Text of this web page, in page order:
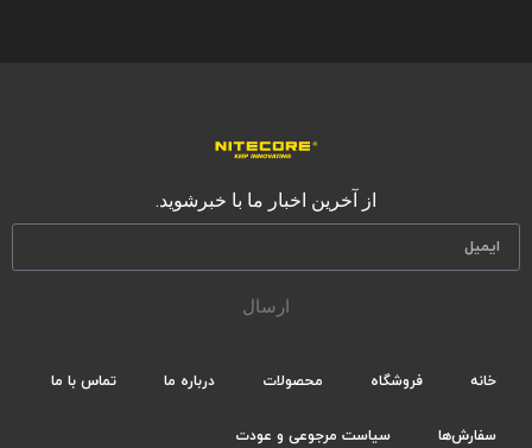
از آخرین اخبار ما با خبرشوید.
ارسال
خانه فروشگاه محصولات درباره ما تماس با ما
سفارش‌ها سیاست مرجوعی و عودت